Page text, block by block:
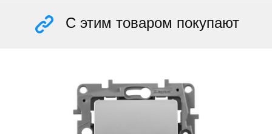
С этим товаром покупают